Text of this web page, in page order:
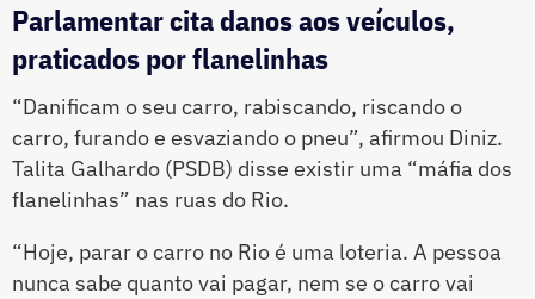
Parlamentar cita danos aos veículos,
praticados por flanelinhas
“Danificam o seu carro, rabiscando, riscando o
carro, furando e esvaziando o pneu”, afirmou Diniz.
Talita Galhardo (PSDB) disse existir uma “máfia dos
flanelinhas” nas ruas do Rio.
“Hoje, parar o carro no Rio é uma loteria. A pessoa
nunca sabe quanto vai pagar, nem se o carro vai